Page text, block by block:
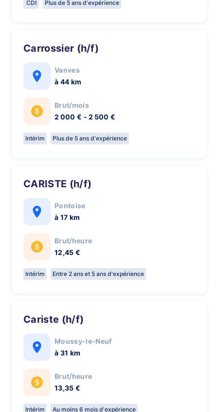
CDI Plus de 5 ans d'expérience
Carrossier (h/f)
Vanves
à 44 km
Brut/mois
2 000 € - 2 500 €
Intérim Plus de 5 ans d'expérience
CARISTE (h/f)
Pontoise
à 17 km
Brut/heure
12,45 €
Intérim Entre 2 ans et 5 ans d'expérience
Cariste (h/f)
Moussy-le-Neuf
à 31 km
Brut/heure
13,35 €
Intérim Au moins 6 mois d'expérience